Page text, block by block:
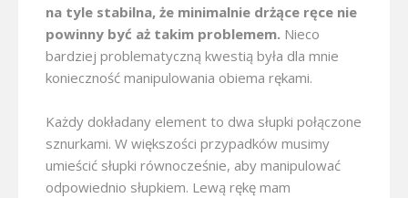
na tyle stabilna, że minimalnie drżące ręce nie
powinny być aż takim problemem. Nieco
bardziej problematyczną kwestią była dla mnie
konieczność manipulowania obiema rękami.
Każdy dokładany element to dwa słupki połączone
sznurkami. W większości przypadków musimy
umieścić słupki równocześnie, aby manipulować
odpowiednio słupkiem. Lewą rękę mam